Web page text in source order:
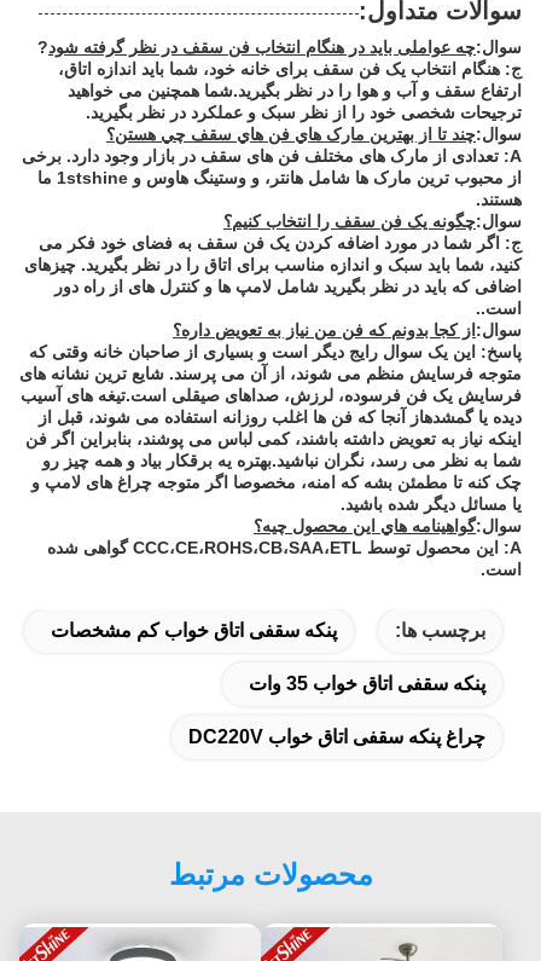
سوالات متداول:
سوال:چه عواملی باید در هنگام انتخاب فن سقف در نظر گرفته شود?
ج: هنگام انتخاب یک فن سقف برای خانه خود، شما باید اندازه اتاق،
ارتفاع سقف و آب و هوا را در نظر بگیرید.شما همچنین می خواهید
ترجیحات شخصی خود را از نظر سبک و عملکرد در نظر بگیرید.
سوال:چند تا از بهترين مارک هاي فن هاي سقف چي هستن؟
A: تعدادی از مارک های مختلف فن های سقف در بازار وجود دارد. برخی
از محبوب ترین مارک ها شامل هانتر، و وستینگ هاوس و 1stshine ما
هستند.
سوال:چگونه یک فن سقف را انتخاب کنیم؟
ج: اگر شما در مورد اضافه کردن یک فن سقف به فضای خود فکر می
کنید، شما باید سبک و اندازه مناسب برای اتاق را در نظر بگیرید. چیزهای
اضافی که باید در نظر بگیرید شامل لامپ ها و کنترل های از راه دور
است..
سوال:از کجا بدونم که فن من نیاز به تعویض داره؟
پاسخ: این یک سوال رایج دیگر است و بسیاری از صاحبان خانه وقتی که
متوجه فرسایش منظم می شوند، از آن می پرسند. شایع ترین نشانه های
فرسایش یک فن فرسوده، لرزش، صداهای صیقلی است.تیغه های آسیب
دیده یا گمشدهاز آنجا که فن ها اغلب روزانه استفاده می شوند، قبل از
اینکه نیاز به تعویض داشته باشند، کمی لباس می پوشند، بنابراین اگر فن
شما به نظر می رسد، نگران نباشید.بهتره يه برقکار بياد و همه چيز رو
چک کنه تا مطمئن بشه که امنه، مخصوصا اگر متوجه چراغ های لامپ و
یا مسائل دیگر شده باشید.
سوال:گواهينامه هاي اين محصول چيه؟
A: این محصول توسط CCC،CE،ROHS،CB،SAA،ETL گواهی شده
است.
برچسب ها: پنکه سقفی اتاق خواب کم مشخصات
پنکه سقفی اتاق خواب 35 وات
چراغ پنکه سقفی اتاق خواب DC220V
محصولات مرتبط